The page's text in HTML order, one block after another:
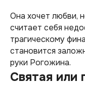
Она хочет любви,
считает себя
трагическому
становится
руки Рогожина.
Святая или